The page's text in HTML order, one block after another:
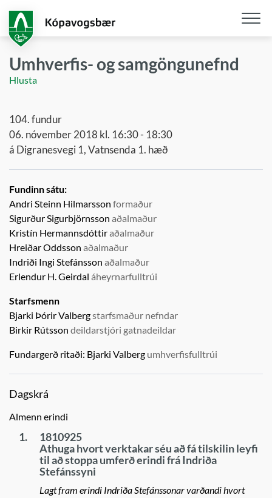
aðalefni
Umhverfis- og samgöngunefnd
Hlusta
104. fundur
06. nóvember 2018 kl. 16:30 - 18:30
á Digranesvegi 1, Vatnsenda 1. hæð
Fundinn sátu:
Andri Steinn Hilmarsson formaður
Sigurður Sigurbjörnsson aðalmaður
Kristín Hermannsdóttiraðalmaður
Hreiðar Oddsson aðalmaður
Indriði Ingi Stefánsson aðalmaður
Erlendur H. Geirdal áheyrnarfulltrúi
Starfsmenn
Bjarki Þórir Valbergstarfsmaður nefndar
Birkir Rútsson deildarstjóri gatnadeildar
Fundargerð ritaði: Bjarki Valberg umhverfisfulltrúi
Dagskrá
Almenn erindi
1.
1810925
Athuga hvort verktakar séu að fá tilskilin leyfi
til að stoppa umferð erindi frá Indriða
Stefánssyni
Lagt fram erindi Indriða Stefánssonar varðandi hvort
Opna